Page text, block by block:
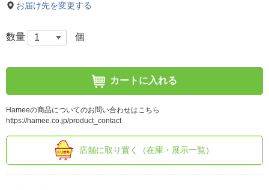
お届け先を変更する
数量 個
カートに入れる
Hameeの商品についてのお問い合わせはこちら
https://hamee.co.jp/product_contact
店舗に取り置く（在庫・展示一覧）